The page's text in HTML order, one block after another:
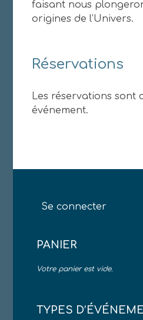
faisant nous
origines de l’Univers.
Réservations
Les réservations sont
événement.
Se connecter
PANIER
Votre panier est vide.
TYPES